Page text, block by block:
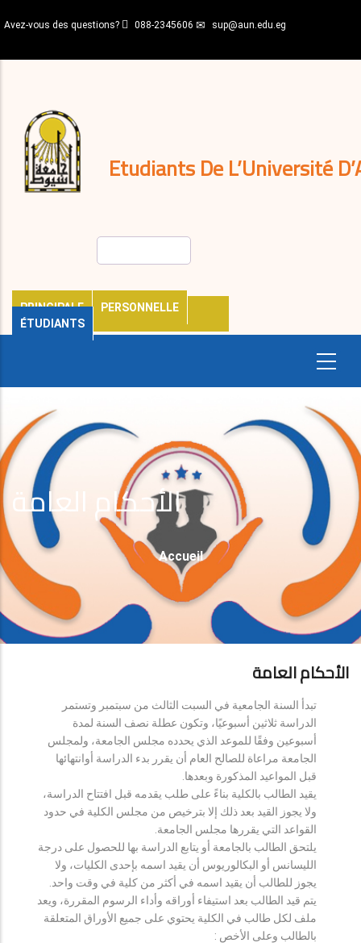
au
principal
Avez-vous des questions? 088-2345606 sup@aun.edu.eg
Etudiants De L’Université
PRINCIPALE
PERSONNELLE
ÉTUDIANTS
décisions
Expatriés
Journal
الأحكام العامة
Fil
D'Ariane
Accueil
الأحكام العامة
تبدأ السنة الجامعية في السبت الثالث من سبتمبر وتستمر
الدراسة ثلاثين أسبوعيًا، وتكون عطلة نصف السنة لمدة
أسبوعين وفقًا للموعد الذي يحدده مجلس الجامعة، ولمجلس
الجامعة مراعاة للصالح العام أن يقرر بدء الدراسة أوانتهائها
قبل المواعيد المذكورة وبعدها.
يقيد الطالب بالكلية بناءً على طلب يقدمه قبل افتتاح الدراسة،
ولا يجوز القيد بعد ذلك إلا بترخيص من مجلس الكلية في حدود
القواعد التي يقررها مجلس الجامعة.
يلتحق الطالب بالجامعة أو يتابع الدراسة بها للحصول على درجة
الليسانس أو البكالوريوس أن يقيد اسمه بإحدى الكليات، ولا
يجوز للطالب أن يقيد اسمه في أكثر من كلية في وقت واحد.
يتم قيد الطالب بعد استيفاء أوراقه وأداء الرسوم المقررة، ويعد
ملف لكل طالب في الكلية يحتوي على جميع الأوراق المتعلقة
بالطالب وعلى الأخص :